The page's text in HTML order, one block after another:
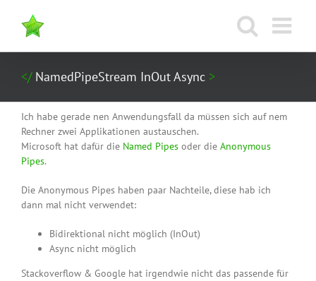
Inhalt
springen
NamedPipeStream InOut Async
Ich habe gerade nen Anwendungsfall da müssen sich auf nem
Rechner zwei Applikationen austauschen.
Microsoft hat dafür die Named Pipes oder die Anonymous
Pipes.
Die Anonymous Pipes haben paar Nachteile, diese hab ich
dann mal nicht verwendet:
Bidirektional nicht möglich (InOut)
Async nicht möglich
Stackoverflow & Google hat irgendwie nicht das passende für